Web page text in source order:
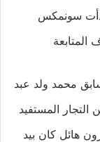
بدأت سونمكس
المتابعة
محمد ولد عبد
من التجار المستفيد
هائل كان بيد